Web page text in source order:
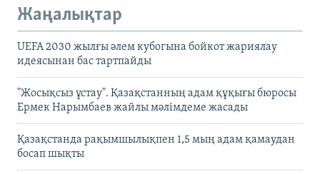
Жаңалықтар
UEFA 2030 жылғы әлем кубогына бойкот жариялау
идеясынан бас тартпайды
"Жосықсыз ұстау". Қазақстанның адам құқығы бюросы
Ермек Нарымбаев жайлы мәлімдеме жасады
Қазақстанда рақымшылықпен 1,5 мың адам қамаудан
босап шықты